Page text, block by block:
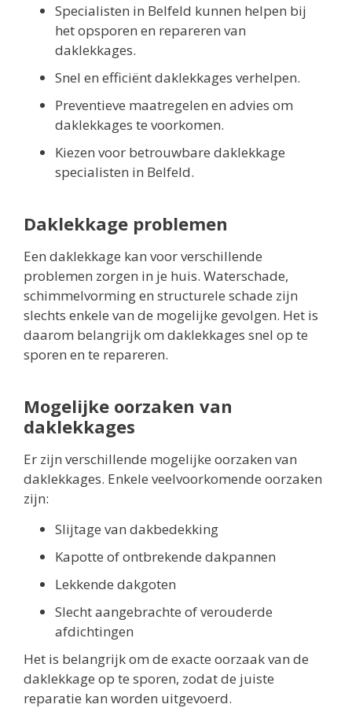
Specialisten in Belfeld kunnen helpen bij
het opsporen en repareren van
daklekkages.
Snel en efficiënt daklekkages verhelpen.
Preventieve maatregelen en advies om
daklekkages te voorkomen.
Kiezen voor betrouwbare daklekkage
specialisten in Belfeld.
Daklekkage problemen
Een daklekkage kan voor verschillende
problemen zorgen in je huis. Waterschade,
schimmelvorming en structurele schade zijn
slechts enkele van de mogelijke gevolgen. Het is
daarom belangrijk om daklekkages snel op te
sporen en te repareren.
Mogelijke oorzaken van
daklekkages
Er zijn verschillende mogelijke oorzaken van
daklekkages. Enkele veelvoorkomende oorzaken
zijn:
Slijtage van dakbedekking
Kapotte of ontbrekende dakpannen
Lekkende dakgoten
Slecht aangebrachte of verouderde
afdichtingen
Het is belangrijk om de exacte oorzaak van de
daklekkage op te sporen, zodat de juiste
reparatie kan worden uitgevoerd.